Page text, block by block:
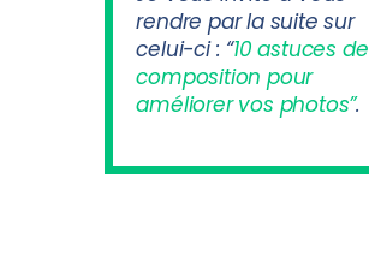
rendre par la suite sur
celui-ci : “10 astuces de
composition pour
améliorer vos photos”.